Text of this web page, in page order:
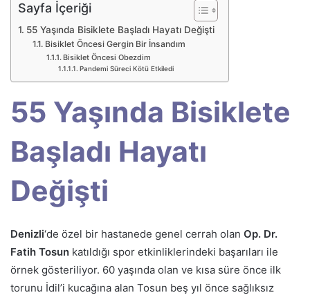
r
m
e
k
Sayfa İçeriği
55 Yaşında Bisiklete Başladı Hayatı Değişti
Bisiklet Öncesi Gergin Bir İnsandım
Bisiklet Öncesi Obezdim
Pandemi Süreci Kötü Etkiledi
55 Yaşında Bisiklete
Başladı Hayatı
Değişti
Denizli‘de özel bir hastanede genel cerrah olan Op. Dr.
Fatih Tosun katıldığı spor etkinliklerindeki başarıları ile
örnek gösteriliyor. 60 yaşında olan ve kısa süre önce ilk
torunu İdil’i kucağına alan Tosun beş yıl önce sağlıksız